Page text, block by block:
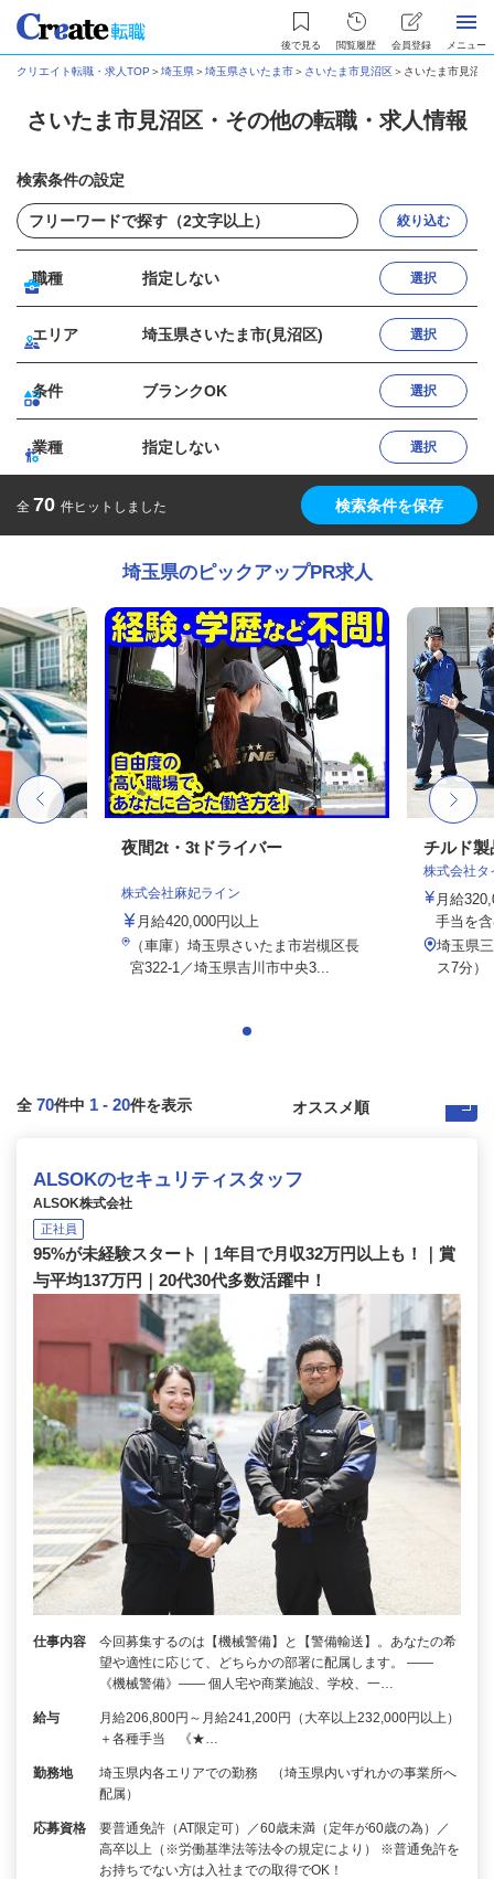
後で見る 閲覧履歴 会員登録 メニュー
クリエイト転職・求人TOP ＞埼玉県＞埼玉県さいたま市＞ さいたま市見沼区＞ さいたま市見沼
さいたま市見沼区・その他の転職・求人情報
検索条件の設定
絞り込む
職種 指定しない 選択
エリア 埼玉県さいたま市(見沼区) 選択
条件 ブランクOK 選択
業種 指定しない 選択
全 70 件ヒットしました 検索条件を保存
埼玉県のピックアップPR求人
夜間2t・3tドライバー
株式会社麻妃ライン
月給420,000円以上
（車庫）埼玉県さいたま市岩槻区長
宮322-1／埼玉県吉川市中央3...
チルド製
株式会社タ
月給
手当を
埼玉県
ス7分）
全 70件中 1 - 20件を表示
ALSOKのセキュリティスタッフ
ALSOK株式会社
正社員
95%が未経験スタート｜1年目で月収32万円以上も！｜賞
与平均137万円｜20代30代多数活躍中！
仕事内容
今回募集するのは【機械警備】と【警備輸送】。あなたの希
望や適性に応じて、どちらかの部署に配属します。 ――
《機械警備》―― 個人宅や商業施設、学校、一…
給与
月給206,800円～月給241,200円（大卒以上232,000円以上）
＋各種手当 《★…
勤務地
埼玉県内各エリアでの勤務 （埼玉県内いずれかの事業所へ
配属）
応募資格
要普通免許（AT限定可）／60歳未満（定年が60歳の為）／
高卒以上（※労働基準法等法令の規定により） ※普通免許を
お持ちでない方は入社までの取得でOK！